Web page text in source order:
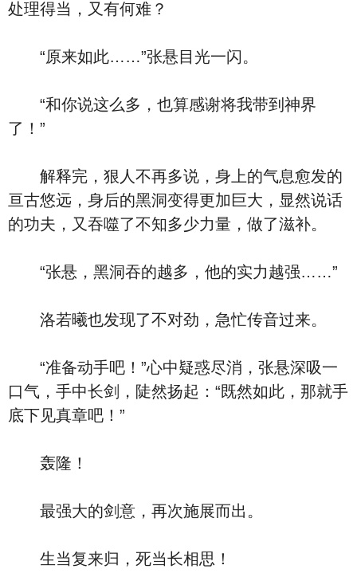
处理得当，又有何难？
“原来如此……”张悬目光一闪。
“和你说这么多，也算感谢将我带到神界
了！”
解释完，狠人不再多说，身上的气息愈发的
亘古悠远，身后的黑洞变得更加巨大，显然说话
的功夫，又吞噬了不知多少力量，做了滋补。
“张悬，黑洞吞的越多，他的实力越强……”
洛若曦也发现了不对劲，急忙传音过来。
“准备动手吧！”心中疑惑尽消，张悬深吸一
口气，手中长剑，陡然扬起：“既然如此，那就手
底下见真章吧！”
轰隆！
最强大的剑意，再次施展而出。
生当复来归，死当长相思！